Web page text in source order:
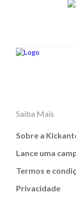
Saiba Mais
Sobre a
Lance uma
Termos e
Privacidade